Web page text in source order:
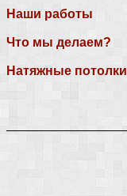
Наши работы
Что мы делаем?
Натяжные потолки